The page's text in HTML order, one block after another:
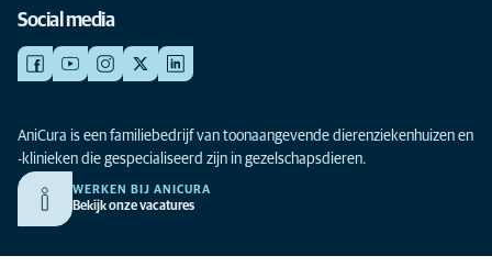
Social media
AniCura is een familiebedrijf van toonaangevende dierenziekenhuizen en
-klinieken die gespecialiseerd zijn in gezelschapsdieren.
WERKEN BIJ ANICURA
Bekijk onze vacatures